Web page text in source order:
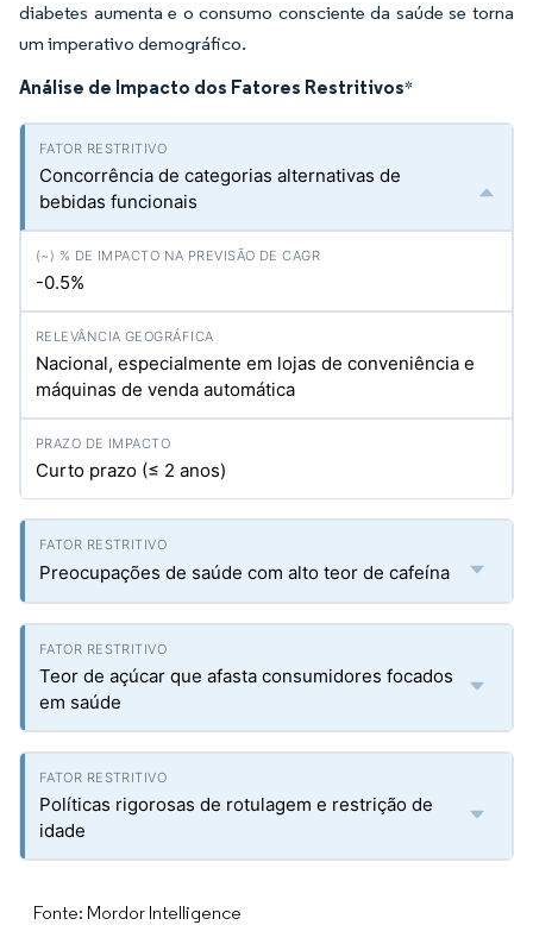
diabetes aumenta e o consumo consciente da saúde se torna
um imperativo demográfico.
Análise de Impacto dos Fatores Restritivos*
Concorrência de categorias alternativas de
bebidas funcionais
-0.5%
Nacional, especialmente em lojas de conveniência e
máquinas de venda automática
Curto prazo (≤ 2 anos)
Preocupações de saúde com alto teor de cafeína
Teor de açúcar que afasta consumidores focados
em saúde
Políticas rigorosas de rotulagem e restrição de
idade
Fonte: Mordor Intelligence